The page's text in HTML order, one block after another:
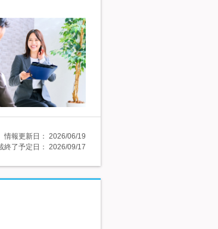
情報更新日： 2026/06/19
終了予定日： 2026/09/17